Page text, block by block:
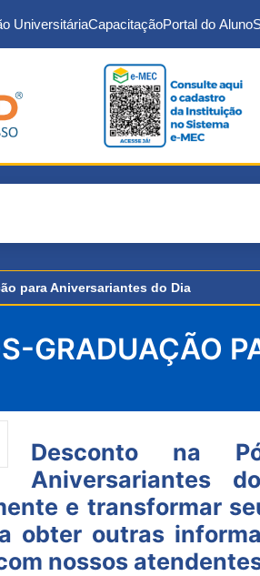
UniversitáriaCapacitaçãoPortal do Aluno
para Aniversariantes do Dia
GRADUAÇÃO
Desconto na
Aniversariantes
e transformar
obter outras
nossos